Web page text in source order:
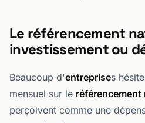
Le référencement
investissement ou
Beaucoup d'entreprises
mensuel sur le référencement
perçoivent comme une